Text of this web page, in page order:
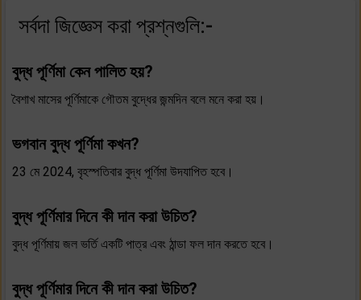
সর্বদা জিজ্ঞেস করা প্রশ্নগুলি:-
বুদ্ধ পূর্ণিমা কেন পালিত হয়?
বৈশাখ মাসের পূর্ণিমাকে গৌতম বুদ্ধের জন্মদিন বলে মনে করা হয়।
ভগবান বুদ্ধ পূর্ণিমা কখন?
23 মে 2024, বৃহস্পতিবার বুদ্ধ পূর্ণিমা উদযাপিত হবে।
বুদ্ধ পূর্ণিমার দিনে কী দান করা উচিত?
বুদ্ধ পূর্ণিমায় জল ভর্তি একটি পাত্র এবং ঠান্ডা ফল দান করতে হবে।
বুদ্ধ পূর্ণিমার দিনে কী দান করা উচিত?